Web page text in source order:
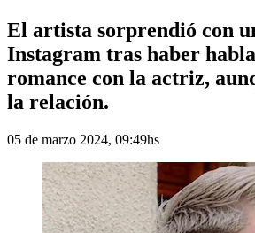
El artista sorprendió con
Instagram tras haber
romance con la actriz,
la relación.
05 de marzo 2024, 09:49hs